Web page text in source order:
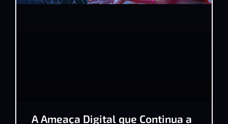
A Ameaça Digital que Continua a